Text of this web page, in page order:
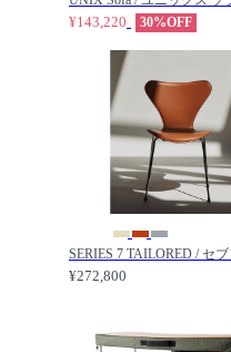
¥143,220 30%OFF
¥272,800